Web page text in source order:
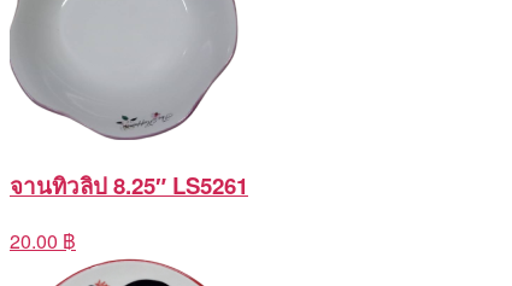
จานทิวลิป 8.25″ LS5261
20.00 ฿